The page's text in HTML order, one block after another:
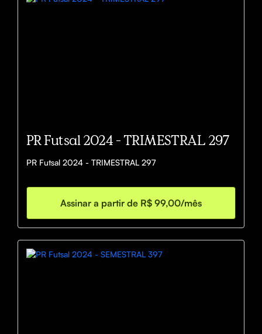
PR Futsal 2024 - TRIMESTRAL 297
PR Futsal 2024 - TRIMESTRAL 297
Assinar a partir de R$ 99,00/mês